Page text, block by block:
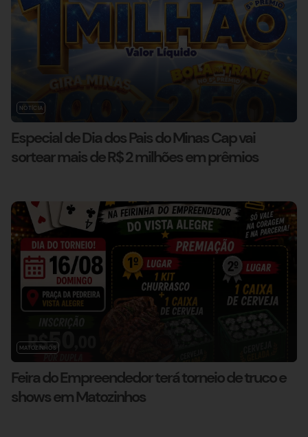
NOTÍCIA
Especial de Dia dos Pais do Minas Cap vai
sortear mais de R$ 2 milhões em prêmios
MATOZINHOS
Feira do Empreendedor terá torneio de truco e
shows em Matozinhos